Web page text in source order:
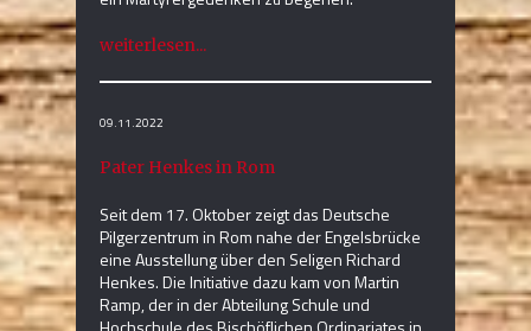
weiterlesen...
09.11.2022
Pater Henkes in Rom
Seit dem 17. Oktober zeigt das Deutsche
Pilgerzentrum in Rom nahe der Engelsbrücke
eine Ausstellung über den Seligen Richard
Henkes. Die Initiative dazu kam von Martin
Ramp, der in der Abteilung Schule und